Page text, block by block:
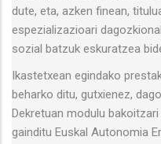
dute, eta, azken finean,
espezializazioari
sozial batzuk eskuratzea
Ikastetxean egindako
beharko ditu, gutxienez,
Dekretuan modulu
gainditu Euskal Autonomia